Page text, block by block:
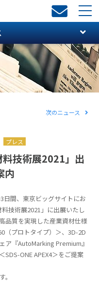
次のニュース
プレス
料技術展2021」出
内
日間、東京ビッグサイトにお
技術展2021」に出展いたし
品質を実現した産業資材仕様
（プロトタイプ）＞、3D-2D
ア『AutoMarking Premium』
SDS-ONE APEX4＞をご提案